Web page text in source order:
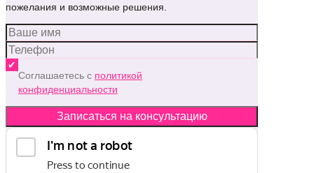
пожелания и возможные решения.
Соглашаетесь с политикой
конфиденциальности
Записаться на консультацию